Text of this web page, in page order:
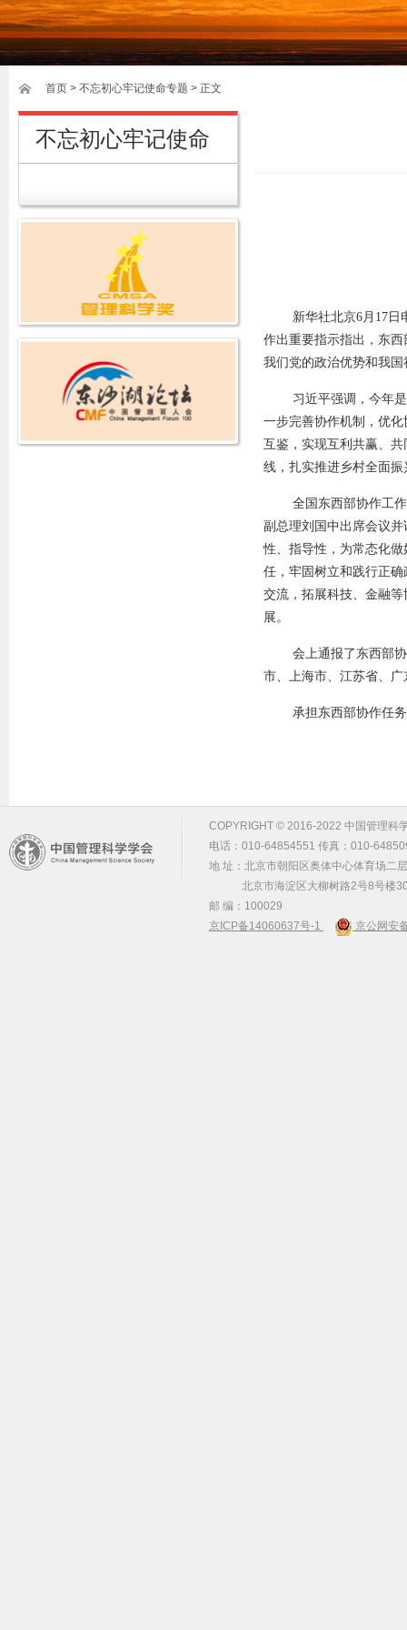
首页 > 不忘初心牢记使命专题 > 正文
不忘初心牢记使命
新华社北京6月17
作出重要指示指出，东
我们党的政治优势和我
习近平强调，今年
一步完善协作机制，优
互鉴，实现互利共赢、
线，扎实推进乡村全面
全国东西部协作工
副总理刘国中出席会议
性、指导性，为常态化
任，牢固树立和践行正
交流，拓展科技、金融
展。
会上通报了东西部
市、上海市、江苏省、
承担东西部协作任
COPYRIGHT © 2016-2022 中国管理科
电话：010-64854551 传真：010-
地 址：北京市朝阳区奥体中心体育场二
北京市海淀区大柳树路2号8号楼
邮 编：100029
京ICP备14060637号-1
京公网安